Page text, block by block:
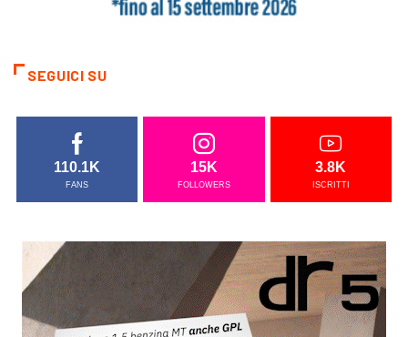
SEGUICI SU
110.1K
FANS
15K
FOLLOWERS
3.8K
ISCRITTI